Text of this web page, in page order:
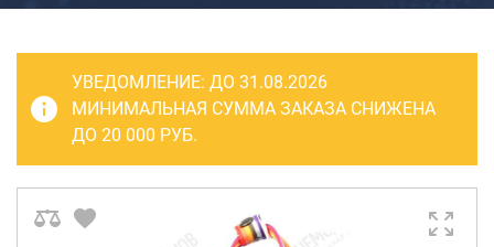
Рюкзаки детские для детских
Бьюти-кейсы
САКВОЯЖИ
РАСПРОДАЖА
Сумки колесные
УВЕДОМЛЕНИЕ: ДО 31.08.2026
МИНИМАЛЬНАЯ СУММА ЗАКАЗА СНИЖЕНА
ДО 20 000 РУБ.